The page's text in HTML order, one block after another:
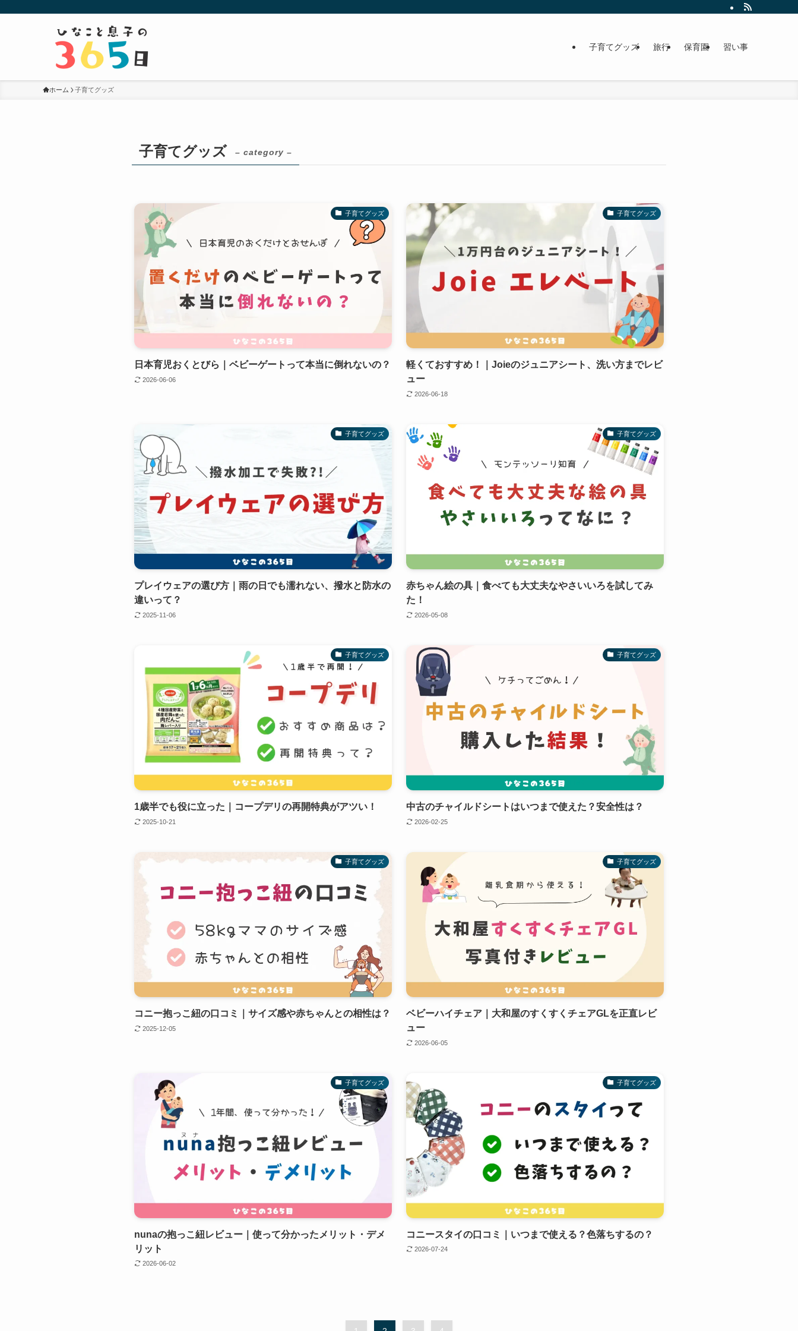
子育てグッズ 旅行 保育園 習い事
ホーム 子育てグッズ
子育てグッズ – category –
子育てグッズ
日本育児おくとびら｜ベビーゲートって本当に倒れないの？
2026-06-06
子育てグッズ
軽くておすすめ！｜Joieのジュニアシート、洗い方までレビ
ュー
2026-06-18
子育てグッズ
プレイウェアの選び方｜雨の日でも濡れない、撥水と防水の
違いって？
2025-11-06
子育てグッズ
赤ちゃん絵の具｜食べても大丈夫なやさいいろを試してみ
た！
2026-05-08
子育てグッズ
1歳半でも役に立った｜コープデリの再開特典がアツい！
2025-10-21
子育てグッズ
中古のチャイルドシートはいつまで使えた？安全性は？
2026-02-25
子育てグッズ
コニー抱っこ紐の口コミ｜サイズ感や赤ちゃんとの相性は？
2025-12-05
子育てグッズ
ベビーハイチェア｜大和屋のすくすくチェアGLを正直レビ
ュー
2026-06-05
子育てグッズ
nunaの抱っこ紐レビュー｜使って分かったメリット・デメ
リット
2026-06-02
子育てグッズ
コニースタイの口コミ｜いつまで使える？色落ちするの？
2026-07-24